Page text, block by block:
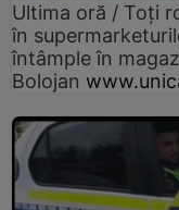
Ultima oră / Toți
în
întâmple în
Bolojan